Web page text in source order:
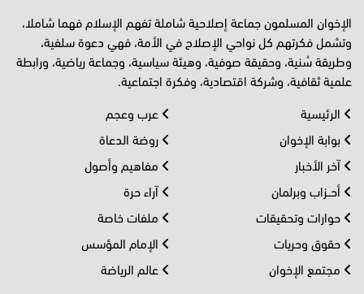
الإخوان المسلمون جماعة إصلاحية شاملة تفهم الإسلام فهما شاملا،
وتشمل فكرتهم كل نواحي الإصلاح في الأمة، فهي دعوة سلفية،
وطريقة سُنية، وحقيقة صوفية، وهيئة سياسية، وجماعة رياضية، ورابطة
علمية ثقافية، وشركة اقتصادية، وفكرة اجتماعية.
الرئيسية
بوابة الإخوان
آخر الأخبار
أحــزاب وبرلمان
حوارات وتحقيقات
حقوق وحريات
مجتمع الإخوان
عرب وعجم
روضة الدعاة
مفاهيم وأصول
آراء حرة
ملفات خاصة
الإمام المؤسس
عالم الرياضة